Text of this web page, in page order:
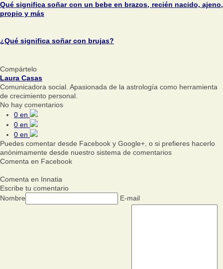
Qué significa soñar con un bebe en brazos, recién nacido, ajeno,
propio y más
¿Qué significa soñar con brujas?
Compártelo
Laura Casas
Comunicadora social. Apasionada de la astrología como herramienta
de crecimiento personal.
No hay comentarios
0 en
0 en
0 en
Puedes comentar desde Facebook y Google+, o si prefieres hacerlo
anónimamente desde nuestro sistema de comentarios
Comenta en Facebook
Comenta en Innatia
Escribe tu comentario
Nombre
E-mail